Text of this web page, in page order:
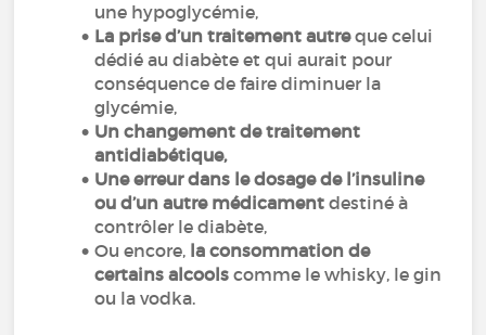
une hypoglycémie,
La prise d’un traitement autreque celui
dédié au diabète et qui aurait pour
conséquence de faire diminuer la
glycémie,
Un changement de traitement
antidiabétique,
Une erreur dans le dosage de l’insuline
ou d’un autre médicament destiné à
contrôler le diabète,
Ou encore, la consommation de
certains alcools comme le whisky, le gin
ou la vodka.